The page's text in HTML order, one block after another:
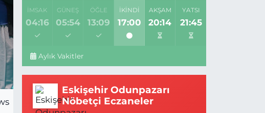
İMSAK
04:16
GÜNEŞ
05:54
ÖĞLE
13:09
İKINDI
17:00
AKŞAM
20:14
YATSI
21:45
Aylık Vakitler
Eskişehir Odunpazarı
Nöbetçi Eczaneler